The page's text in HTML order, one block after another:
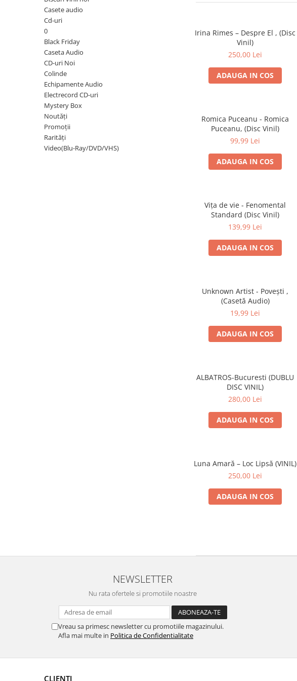
Viniluri Românești
Colecția Electrecord
Casete audio
Cd-uri
0
Black Friday
Caseta Audio
CD-uri Noi
Colinde
Echipamente Audio
Electrecord CD-uri
Mystery Box
Noutăți
Promoții
Rarități
Video(Blu-Ray/DVD/VHS)
Irina Rimes – Despre El , (Disc
Vinil)
250,00 Lei
ADAUGA IN COS
Romica Puceanu - Romica
Puceanu, (Disc Vinil)
99,99 Lei
ADAUGA IN COS
Vița de vie - Fenomental
Standard (Disc Vinil)
139,99 Lei
ADAUGA IN COS
Unknown Artist - Povești ,
(Casetă Audio)
19,99 Lei
ADAUGA IN COS
ALBATROS-Bucuresti (DUBLU
DISC VINIL)
280,00 Lei
ADAUGA IN COS
Luna Amară – Loc Lipsă (VINIL)
250,00 Lei
ADAUGA IN COS
NEWSLETTER
Nu rata ofertele si promotiile noastre
Vreau sa primesc newsletter cu promotiile magazinului.
Afla mai multe in Politica de Confidentialitate
CLIENTI